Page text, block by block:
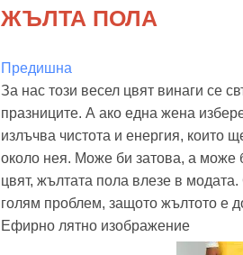
ЖЪЛТА ПОЛА
Предишна
За нас този весел цвят винаги се
празниците. А ако една жена
излъчва чистота и енергия, които
около нея. Може би затова, а може
цвят, жълтата пола влезе в
голям проблем, защото жълтото е
Ефирно лятно изображение